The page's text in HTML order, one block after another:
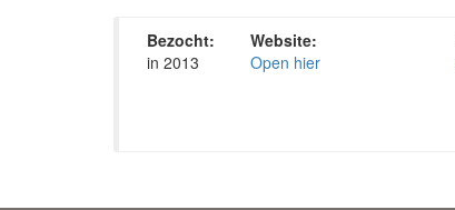
Bezocht:
in 2013
Website:
Open hier